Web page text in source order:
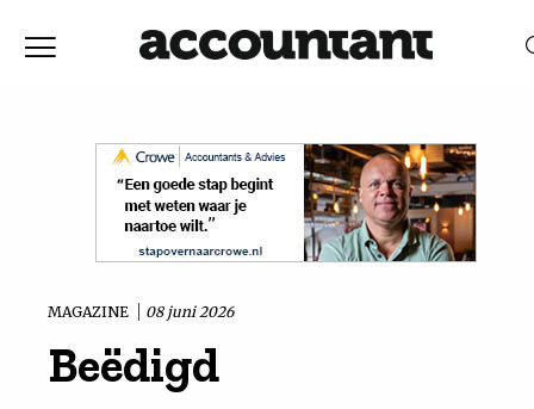
Vaktechniek
Achtergrond
MAGAZINE 08 juni 2026
Beëdigd
RELEVANTIEDATUM